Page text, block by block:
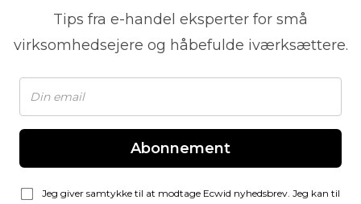
Tips fra e-handel eksperter for små
virksomhedsejere og håbefulde iværksættere.
Abonnement
Jeg giver samtykke til at modtage Ecwid nyhedsbrev. Jeg kan til